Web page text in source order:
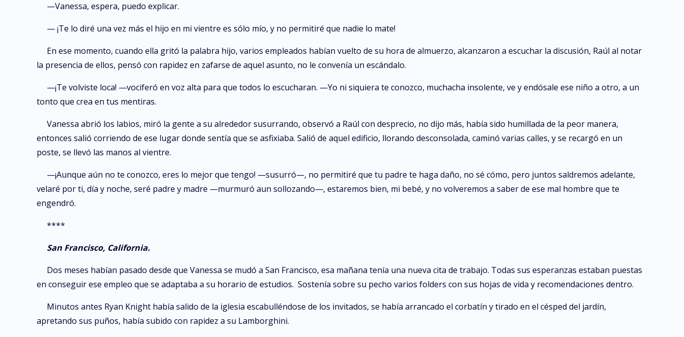
—Vanessa, espera, puedo explicar.
— ¡Te lo diré una vez más el hijo en mi vientre es sólo mío, y no permitiré que nadie lo mate!
En ese momento, cuando ella gritó la palabra hijo, varios empleados habían vuelto de su hora de almuerzo, alcanzaron a escuchar la discusión, Raúl al notar
la presencia de ellos, pensó con rapidez en zafarse de aquel asunto, no le convenía un escándalo.
—¡Te volviste loca! —vociferó en voz alta para que todos lo escucharan. —Yo ni siquiera te conozco, muchacha insolente, ve y endósale ese niño a otro, a un
tonto que crea en tus mentiras.
Vanessa abrió los labios, miró la gente a su alrededor susurrando, observó a Raúl con desprecio, no dijo más, había sido humillada de la peor manera,
entonces salió corriendo de ese lugar donde sentía que se asfixiaba. Salió de aquel edificio, llorando desconsolada, caminó varias calles, y se recargó en un
poste, se llevó las manos al vientre.
—¡Aunque aún no te conozco, eres lo mejor que tengo! —susurró—, no permitiré que tu padre te haga daño, no sé cómo, pero juntos saldremos adelante,
velaré por ti, día y noche, seré padre y madre —murmuró aun sollozando—, estaremos bien, mi bebé, y no volveremos a saber de ese mal hombre que te
engendró.
****
San Francisco, California.
Dos meses habían pasado desde que Vanessa se mudó a San Francisco, esa mañana tenía una nueva cita de trabajo. Todas sus esperanzas estaban puestas
en conseguir ese empleo que se adaptaba a su horario de estudios. Sostenía sobre su pecho varios folders con sus hojas de vida y recomendaciones dentro.
Minutos antes Ryan Knight había salido de la iglesia escabulléndose de los invitados, se había arrancado el corbatín y tirado en el césped del jardín,
apretando sus puños, había subido con rapidez a su Lamborghini.